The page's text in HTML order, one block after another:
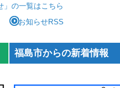
」の一覧はこちら
お知らせRSS
福島市からの新着情